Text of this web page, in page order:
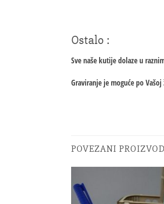
Ostalo :
Sve naše kutije dolaze u
Graviranje je moguće po
POVEZANI